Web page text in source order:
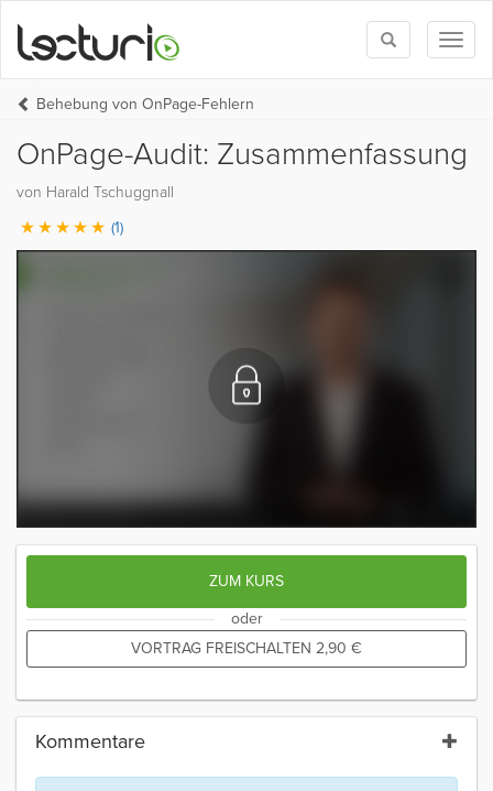
Toggle
search
Behebung von OnPage-Fehlern
OnPage-Audit: Zusammenfassung
von Harald Tschuggnall
(1)
ZUM KURS
oder
VORTRAG FREISCHALTEN 2,90 €
Kommentare